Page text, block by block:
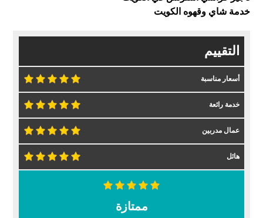
خدمة شاي وقهوه الكويت
التقييم
أسعار مناسبة
خدمة رائعة
عمال مدربين
هائل
ممتازة